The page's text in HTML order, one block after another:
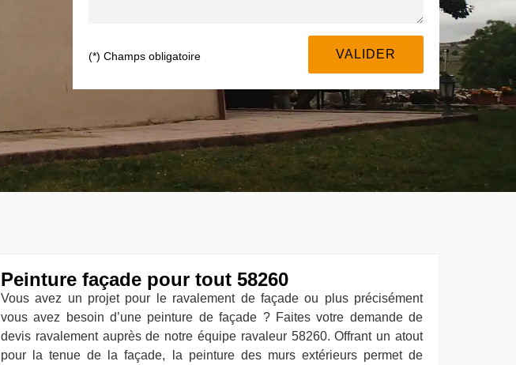
(*) Champs obligatoire
Peinture façade pour tout 58260
Vous avez un projet pour le ravalement de façade ou plus précisément
vous avez besoin d’une peinture de façade ? Faites votre demande de
devis ravalement auprès de notre équipe ravaleur 58260. Offrant un atout
pour la tenue de la façade, la peinture des murs extérieurs permet de